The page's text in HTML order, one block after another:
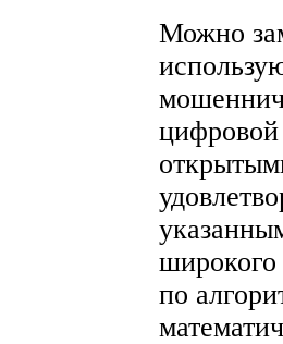
Можно
цифровой
по